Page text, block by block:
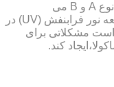
است،مقاومت در برابر اشعه UV در هر دو نوع A و B می
باشد.قطعاً قرار گرفتن در معرض تابش اشعه نور فرابنفش (UV) در
است مشکلاتی برای
کند.